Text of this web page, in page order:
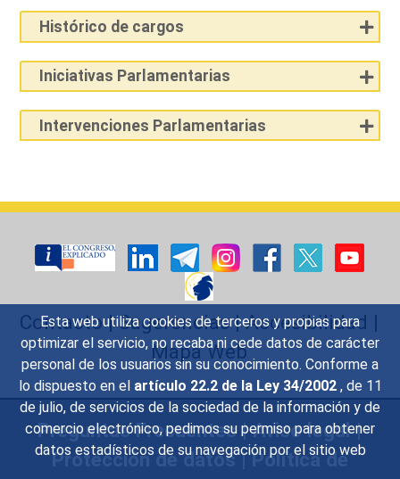
Esta web utiliza cookies de terceros y propias para
optimizar el servicio, no recaba ni cede datos de carácter
personal de los usuarios sin su conocimiento. Conforme a
lo dispuesto en el artículo 22.2 de la Ley 34/2002 , de 11
de julio, de servicios de la sociedad de la información y de
comercio electrónico, pedimos su permiso para obtener
datos estadísticos de su navegación por el sitio web
Histórico de cargos
Iniciativas Parlamentarias
Intervenciones Parlamentarias
Contacto|Sugerencias|Accesibilidad |
Mapa Web
Preguntas Frecuentes|Aviso legal|
Protección de datos|Política de